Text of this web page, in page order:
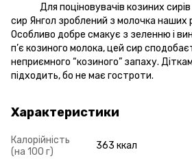
Для поціновувачів козиних сирів
сир Янгол зроблений з молочка наших
Особливо добре смакує з зеленню і
п’є козиного молока, цей сир
неприємного “козиного” запаху.
підходить, бо не має гостроти.
Характеристики
Калорійність
(на 100 г)
363 ккал